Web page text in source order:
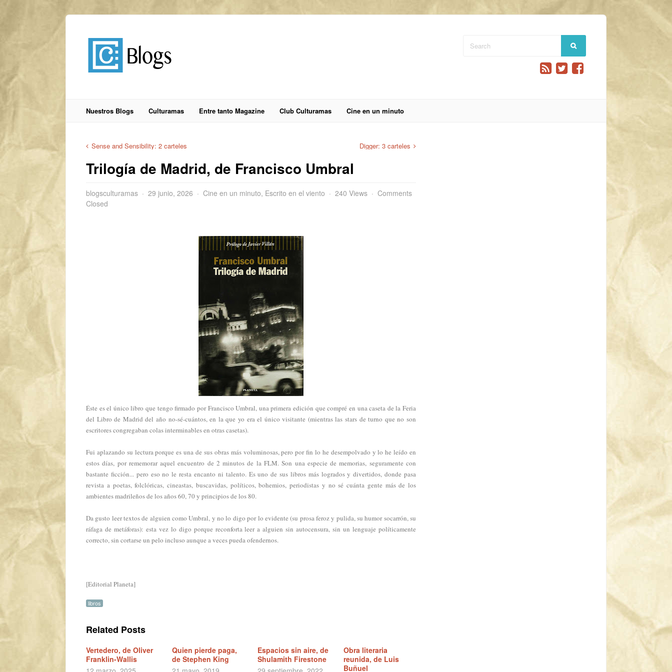
Nuestros Blogs Culturamas Entre tanto Magazine Club Culturamas Cine en un minuto
Sense and Sensibility: 2 carteles Digger: 3 carteles
Trilogía de Madrid, de Francisco Umbral
blogsculturamas 29 junio, 2026 Cine en un minuto, Escrito en el viento 240 Views
Comments
Closed
Éste es el único libro que tengo firmado por Francisco Umbral, una primera edición que compré en una caseta de la Feria
del Libro de Madrid del año no-sé-cuántos, en la que yo era el único visitante (mientras las stars de turno que no son
escritores congregaban colas interminables en otras casetas).
Fui aplazando su lectura porque es una de sus obras más voluminosas, pero por fin lo he desempolvado y lo he leído en
estos días, por rememorar aquel encuentro de 2 minutos de la FLM. Son una especie de memorias, seguramente con
bastante ficción... pero eso no le resta encanto ni talento. Es uno de sus libros más logrados y divertidos, donde pasa
revista a poetas, folclóricas, cineastas, buscavidas, políticos, bohemios, periodistas y no sé cuánta gente más de los
ambientes madrileños de los años 60, 70 y principios de los 80.
Da gusto leer textos de alguien como Umbral, y no lo digo por lo evidente (su prosa feroz y pulida, su humor socarrón, su
ráfaga de metáforas): esta vez lo digo porque reconforta leer a alguien sin autocensura, sin un lenguaje políticamente
correcto, sin cortarse un pelo incluso aunque a veces pueda ofendernos.
[Editorial Planeta]
libros
Related Posts
Vertedero, de Oliver
Franklin-Wallis
Quien pierde paga,
de Stephen King
Espacios sin aire, de
Shulamith Firestone
Obra literaria
reunida, de Luis
Buñuel